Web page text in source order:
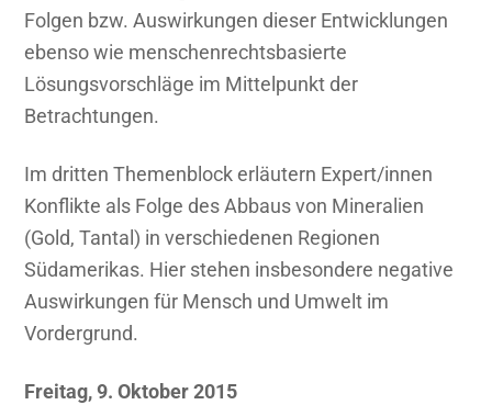
Folgen bzw. Auswirkungen dieser Entwicklungen
ebenso wie menschenrechtsbasierte
Lösungsvorschläge im Mittelpunkt der
Betrachtungen.
Im dritten Themenblock erläutern Expert/innen
Konflikte als Folge des Abbaus von Mineralien
(Gold, Tantal) in verschiedenen Regionen
Südamerikas. Hier stehen insbesondere negative
Auswirkungen für Mensch und Umwelt im
Vordergrund.
Freitag, 9. Oktober 2015